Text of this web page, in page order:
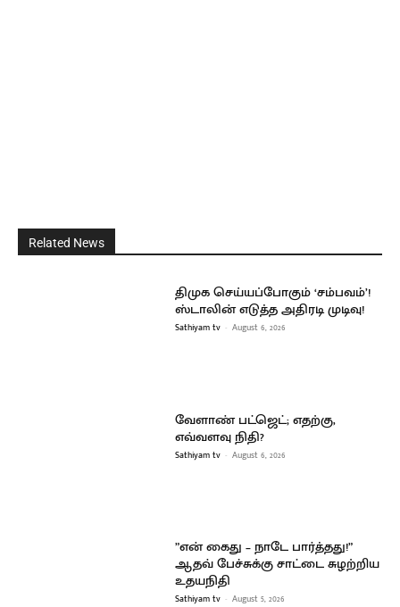
Related News
திமுக செய்யப்போகும் ‘சம்பவம்’!
ஸ்டாலின் எடுத்த அதிரடி முடிவு!
Sathiyam tv - August 6, 2026
வேளாண் பட்ஜெட்; எதற்கு,
எவ்வளவு நிதி?
Sathiyam tv - August 6, 2026
”என் கைது – நாடே பார்த்தது!”
ஆதவ் பேச்சுக்கு சாட்டை சுழற்றிய
உதயநிதி
Sathiyam tv - August 5, 2026